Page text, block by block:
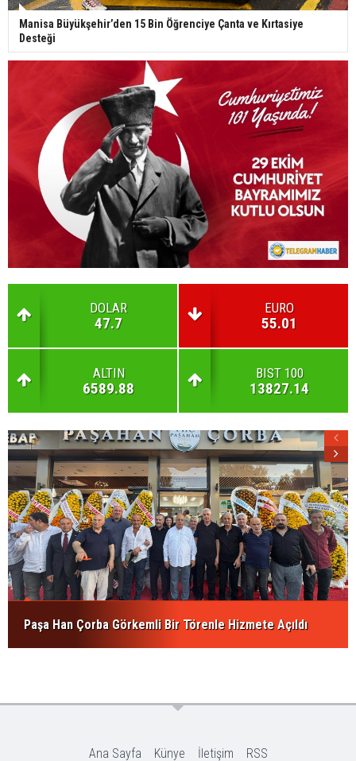
Manisa Büyükşehir’den 15 Bin Öğrenciye Çanta ve Kırtasiye
Desteği
DOLAR
47.7
EURO
55.01
ALTIN
6589.88
BIST 100
13827.14
Paşa Han Çorba Görkemli Bir Törenle Hizmete Açıldı
Ana Sayfa Künye İletişim RSS